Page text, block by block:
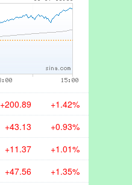
+200.89 +1.42%
+43.13 +0.93%
+11.37 +1.01%
+47.56 +1.35%